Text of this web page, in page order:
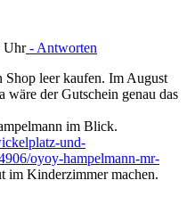
Uhr- Antworten
Shop leer kaufen. Im August
wäre der Gutschein genau das
im Blick.
und-
oyoy-hampelmann-mr-
im Kinderzimmer machen.